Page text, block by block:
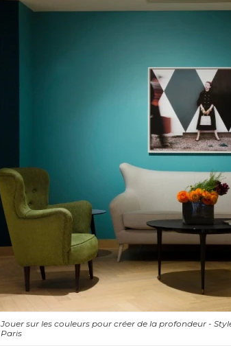
Jouer sur les couleurs pour créer de la profondeur -
Paris